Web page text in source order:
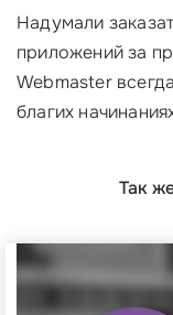
Надумали
приложений за
Webmaster
благих
Так